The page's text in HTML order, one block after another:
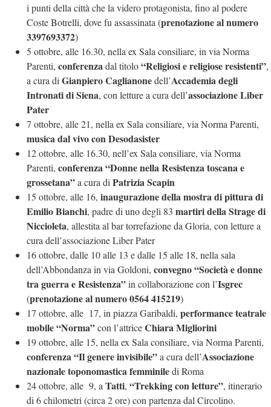
i punti della città che la videro protagonista, fino al podere
Coste Botrelli, dove fu assassinata (prenotazione al numero
3397693372)
5 ottobre, alle 16.30, nella ex Sala consiliare, in via Norma
Parenti, conferenzadal titolo“Religiosi e religiose resistenti”,
a cura di Gianpiero Caglianonedell’Accademia degli
Intronati di Siena, con letture a cura dell’associazione Liber
Pater
7 ottobre, alle 21, nella ex Sala consiliare, via Norma Parenti,
musica dal vivo con Desodasister
12 ottobre, alle 16.30, nell’ex Sala consiliare, via Norma
Parenti, conferenza “Donne nella Resistenza toscana e
grossetana”a cura di Patrizia Scapin
15 ottobre, alle 16, inaugurazione della mostra di pittura di
Emilio Bianchi, padre di uno degli 83 martiri della Strage di
Niccioleta, allestita al bar torrefazione da Gloria, con letture a
cura dell’associazione Liber Pater
16 ottobre, dalle 10 alle 13 e dalle 15 alle 18, nella sala
dell’Abbondanza in via Goldoni, convegno “Società e donne
tra guerra e Resistenza”in collaborazione con l’Isgrec
(prenotazione al numero 0564 415219)
17 ottobre, alle 17, in piazza Garibaldi, performance teatrale
mobile “Norma”con l’attriceChiara Migliorini
19 ottobre, alle 15, nella ex Sala consiliare, via Norma Parenti,
conferenza “Il genere invisibile”a cura dell’Associazione
nazionale toponomastica femminiledi Roma
24 ottobre, alle 9, a Tatti, “Trekking con letture”, itinerario
di 6 chilometri (circa 2 ore) con partenza dal Circolino.